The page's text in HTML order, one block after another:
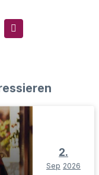
2.
Sep 2026